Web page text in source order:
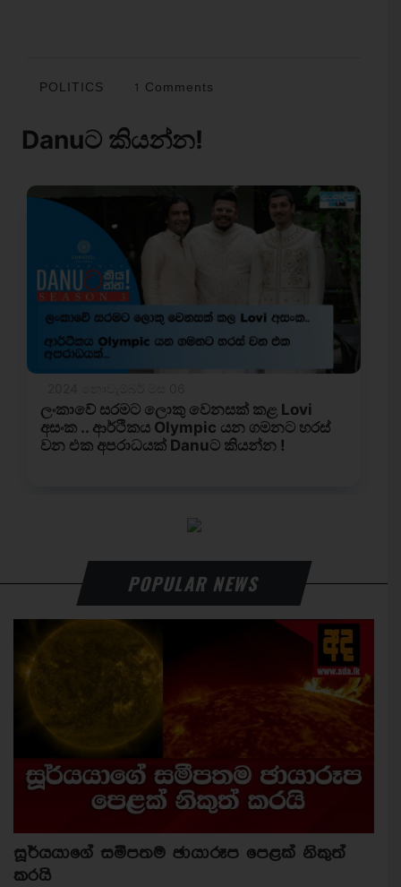
POLITICS 1 Comments
POPULAR NEWS
සූර්යයාගේ සමීපතම ඡායාරූප පෙළක් නිකුත්
කරයි